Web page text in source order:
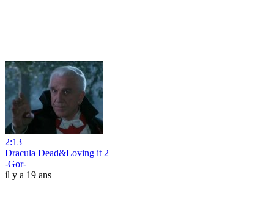
2:13
Dracula Dead&Loving it 2
-Gor-
il y a 19 ans